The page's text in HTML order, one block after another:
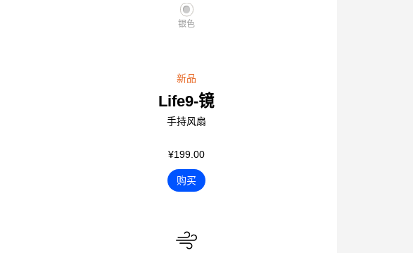
银色
新品
Life9-镜
手持风扇
¥199.00
购买